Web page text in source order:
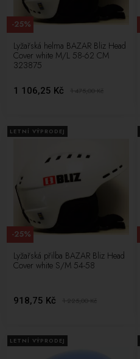
Lyžařská helma BAZAR Bliz Head
Cover white M/L 58-62 CM
323875
1 106,25 Kč 1 475,00Kč
-25%
LETNÍ VÝPRODEJ
Lyžařská přilba BAZAR Bliz Head
Cover white S/M 54-58
918,75 Kč 1 225,00Kč
-25%
LETNÍ VÝPRODEJ